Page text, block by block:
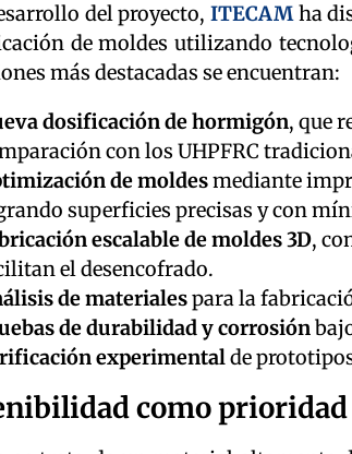
del proyecto, ITECAMha
de moldes utilizando
más destacadas se encuentran:
dosificación de hormigón, que
con los UHPFRC
de moldesmediante
superficies precisas y con
escalable de moldes 3D,
el desencofrado.
de materialespara la
de durabilidad y corrosión
experimentalde
como prioridad